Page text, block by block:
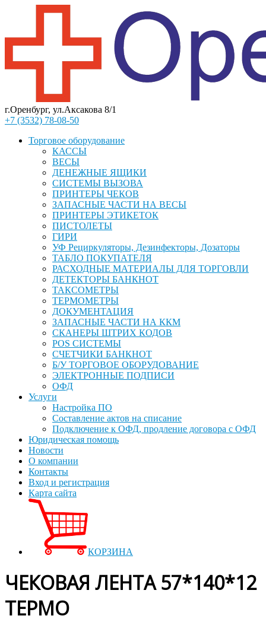
г.Оренбург, ул.Аксакова 8/1
+7 (3532) 78-08-50
Торговое оборудование
КАССЫ
ВЕСЫ
ДЕНЕЖНЫЕ ЯЩИКИ
СИСТЕМЫ ВЫЗОВА
ПРИНТЕРЫ ЧЕКОВ
ЗАПАСНЫЕ ЧАСТИ НА ВЕСЫ
ПРИНТЕРЫ ЭТИКЕТОК
ПИСТОЛЕТЫ
ГИРИ
УФ Рециркуляторы, Дезинфекторы, Дозаторы
ТАБЛО ПОКУПАТЕЛЯ
РАСХОДНЫЕ МАТЕРИАЛЫ ДЛЯ ТОРГОВЛИ
ДЕТЕКТОРЫ БАНКНОТ
ТАКСОМЕТРЫ
ТЕРМОМЕТРЫ
ДОКУМЕНТАЦИЯ
ЗАПАСНЫЕ ЧАСТИ НА ККМ
СКАНЕРЫ ШТРИХ КОДОВ
POS СИСТЕМЫ
СЧЕТЧИКИ БАНКНОТ
Б/У ТОРГОВОЕ ОБОРУДОВАНИЕ
ЭЛЕКТРОННЫЕ ПОДПИСИ
ОФД
Услуги
Настройка ПО
Составление актов на списание
Подключение к ОФД, продление договора с ОФД
Юридическая помощь
Новости
О компании
Контакты
Вход и регистрация
Карта сайта
КОРЗИНА
ЧЕКОВАЯ ЛЕНТА 57*140*12
ТЕРМО